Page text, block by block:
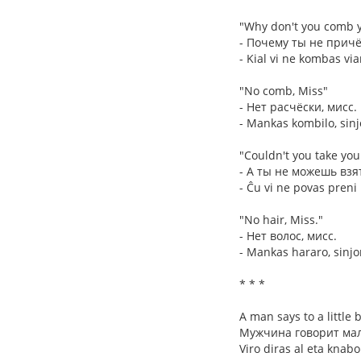
"Why don't you comb
- Почему ты не
- Kial vi ne kombas
"No comb, Miss"
- Нет расчёски, мисс.
- Mankas kombilo,
"Couldn't you take
- А ты не можешь
- Ĉu vi ne povas
"No hair, Miss."
- Нет волос, мисс.
- Mankas hararo,
* * *
A man says to a little
Мужчина говорит
Viro diras al eta